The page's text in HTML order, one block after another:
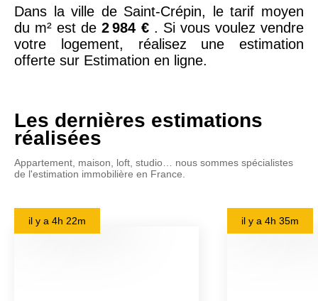
Dans la ville de Saint-Crépin, le tarif moyen
du m² est de2 984 € . Si vous voulez vendre
votre logement, réalisez une estimation
offerte sur Estimation en ligne.
Les dernières estimations
réalisées
Appartement, maison, loft, studio… nous sommes spécialistes
de l'estimation immobilière en France.
il y a 4h 22m il y a 4h 35m